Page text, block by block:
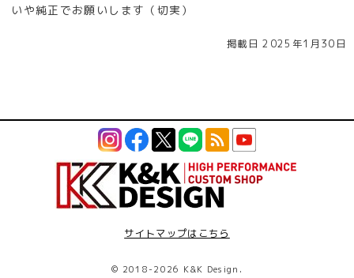
いや純正でお願いします（切実）
掲載日 2025年1月30日
サイトマップはこちら
© 2018-2026 K&K Design.